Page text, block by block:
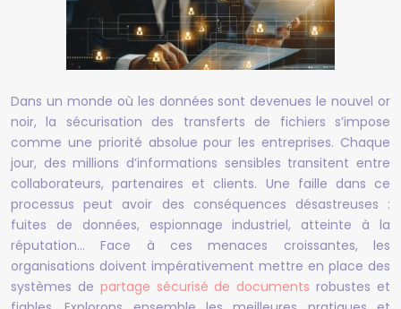
Dans un monde où les données sont devenues le nouvel or
noir, la sécurisation des transferts de fichiers s’impose
comme une priorité absolue pour les entreprises. Chaque
jour, des millions d’informations sensibles transitent entre
collaborateurs, partenaires et clients. Une faille dans ce
processus peut avoir des conséquences désastreuses :
fuites de données, espionnage industriel, atteinte à la
réputation… Face à ces menaces croissantes, les
organisations doivent impérativement mettre en place des
systèmes de partage sécurisé de documents robustes et